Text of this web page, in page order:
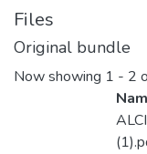
Files
Original bundle
Now showing 1 - 2